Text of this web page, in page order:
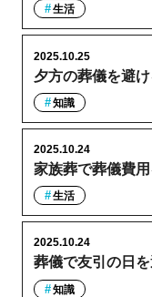
生活
夕方の葬儀を避
2025.10.25
知識
家族葬で葬儀費
2025.10.24
生活
葬儀で友引の日
2025.10.24
知識